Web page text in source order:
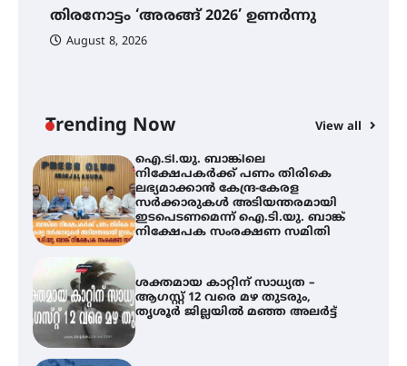
തിരനോട്ടം ‘അരങ്ങ് 2026’ ഉണർന്നു
August 8, 2026
Trending Now View all
വെള്ളിയാഴ്ച സ്‌ക്രീൻ ചെയ്യുന്നു
ഐ.ടി.യു. ബാങ്കിലെ
നിക്ഷേപകർക്ക് പണം തിരികെ
ലഭ്യമാക്കാൻ കേന്ദ്ര-കേരള
സർക്കാരുകൾ അടിയന്തരമായി
ഇടപെടണമെന്ന് ഐ.ടി.യു. ബാങ്ക്
നിക്ഷേപക സംരക്ഷണ സമിതി
ശക്തമായ കാറ്റിന് സാധ്യത –
ആഗസ്റ്റ് 12 വരെ മഴ തുടരും,
തൃശൂർ ജില്ലയിൽ മഞ്ഞ അലർട്ട്